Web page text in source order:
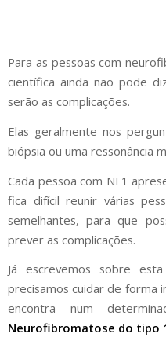
Para as pessoas com
científica ainda não pode
serão as complicações.
Elas geralmente nos
biópsia ou uma ressonância
Cada pessoa com NF1
fica difícil reunir várias
semelhantes, para que
prever as complicações.
Já escrevemos sobre
precisamos cuidar de forma
encontra num
Neurofibromatose do tipo